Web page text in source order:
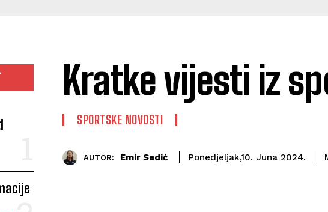
Kratke vijesti iz
SPORTSKE NOVOSTI
AUTOR: Emir Sedić Ponedjeljak,10. Juna 2024.